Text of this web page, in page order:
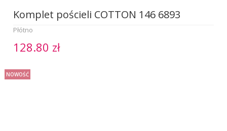
Komplet pościeli COTTON 146 6893
Płótno
128.80 zł
NOWOŚĆ